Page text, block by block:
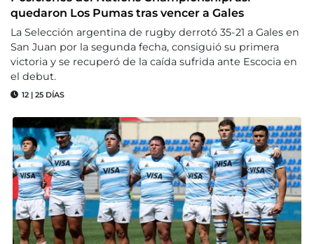
quedaron Los Pumas tras vencer a Gales
La Selección argentina de rugby derrotó 35-21 a Gales en
San Juan por la segunda fecha, consiguió su primera
victoria y se recuperó de la caída sufrida ante Escocia en
el debut.
12 | 25 DÍAS